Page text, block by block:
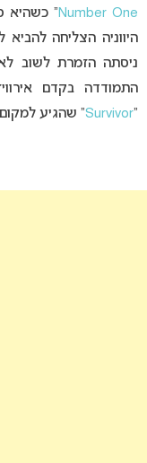
Number One” כשהיא
ניסתה הזמרת לשוב
“
Survivor” שהגיע